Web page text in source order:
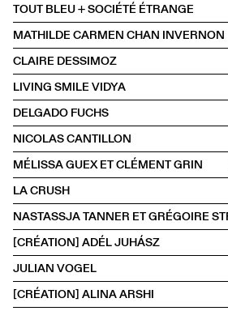
TOUT BLEU + SOCIÉTÉ ÉTRANGE
MATHILDE CARMEN CHAN INVERNON
CLAIRE DESSIMOZ
LIVING SMILE VIDYA
DELGADO FUCHS
NICOLAS CANTILLON
MÉLISSA GUEX ET CLÉMENT GRIN
LA CRUSH
[CRÉATION] ADÉL JUHÁSZ
JULIAN VOGEL
[CRÉATION] ALINA ARSHI